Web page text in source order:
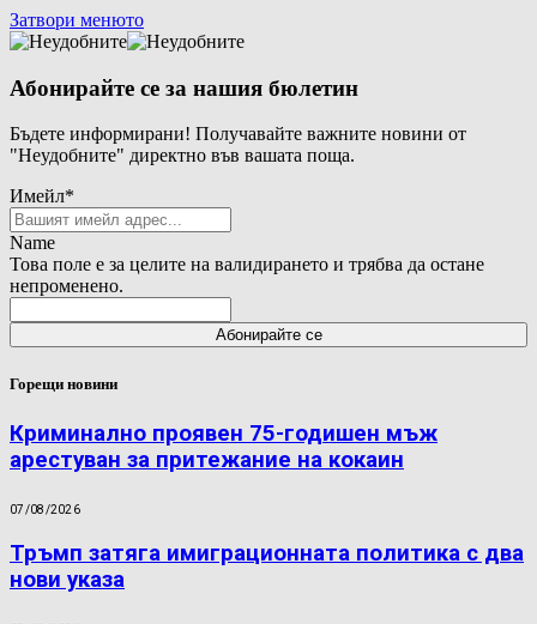
Затвори менюто
Абонирайте се за нашия бюлетин
Бъдете информирани! Получавайте важните новини от
"Неудобните" директно във вашата поща.
Имейл*
Name
Това поле е за целите на валидирането и трябва да остане
непроменено.
Горещи новини
Криминално проявен 75-годишен мъж
арестуван за притежание на кокаин
07/08/2026
Тръмп затяга имиграционната политика с два
нови указа